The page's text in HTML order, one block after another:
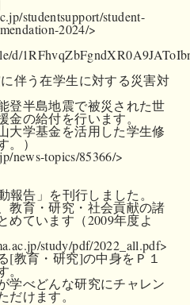
studentsupport/student-
2024/>
d/
伴う在学生に対する災害対
登半島地震で被災された世
金の給付を行います。
大学基金を活用した学生修
。）
告」を刊行しました。
育・研究・社会貢献の諸
めています（2009年度よ
study/pdf/2022_all.pdf>
教育・研究]の中身をＰ１
。
学べどんな研究にチャレン
だけます。